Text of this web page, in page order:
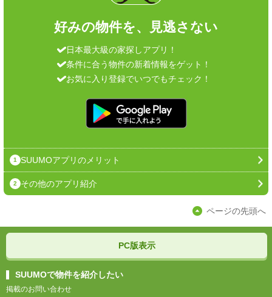
好みの物件を、見逃さない
日本最大級の家探しアプリ！
条件に合う物件の新着情報をゲット！
お気に入り登録でいつでもチェック！
1 SUUMOアプリのメリット
2 その他のアプリ紹介
ページの先頭へ
PC版表示
SUUMOで物件を紹介したい
掲載のお問い合わせ